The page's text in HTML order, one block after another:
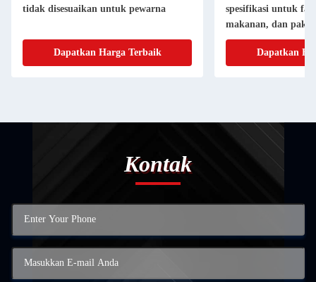
tidak disesuaikan untuk pewarna
Dapatkan Harga Terbaik
spesifikasi untuk
makanan, dan
Dapatkan
Kontak